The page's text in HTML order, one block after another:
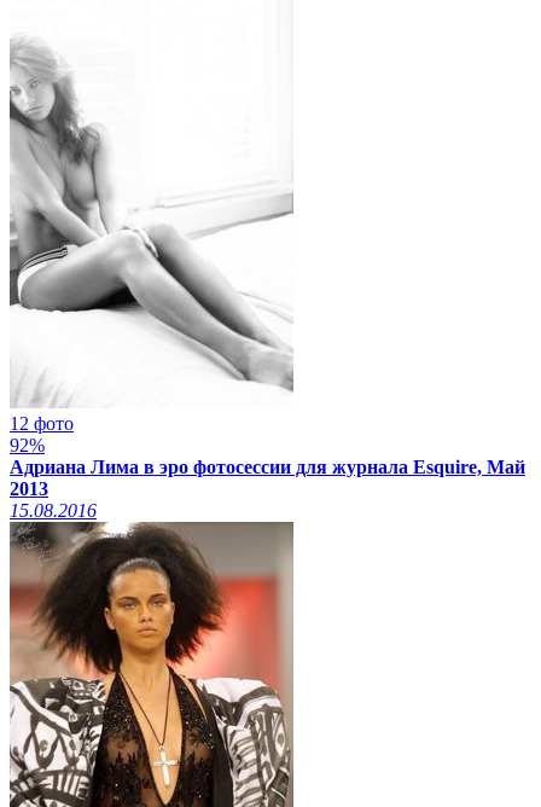
12 фото
92%
Адриана Лима в эро фотосессии для журнала Esquire, Май
2013
15.08.2016